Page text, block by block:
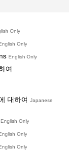
Only
Only
English Only
여
대하여 Japanese
English Only
Only
Only